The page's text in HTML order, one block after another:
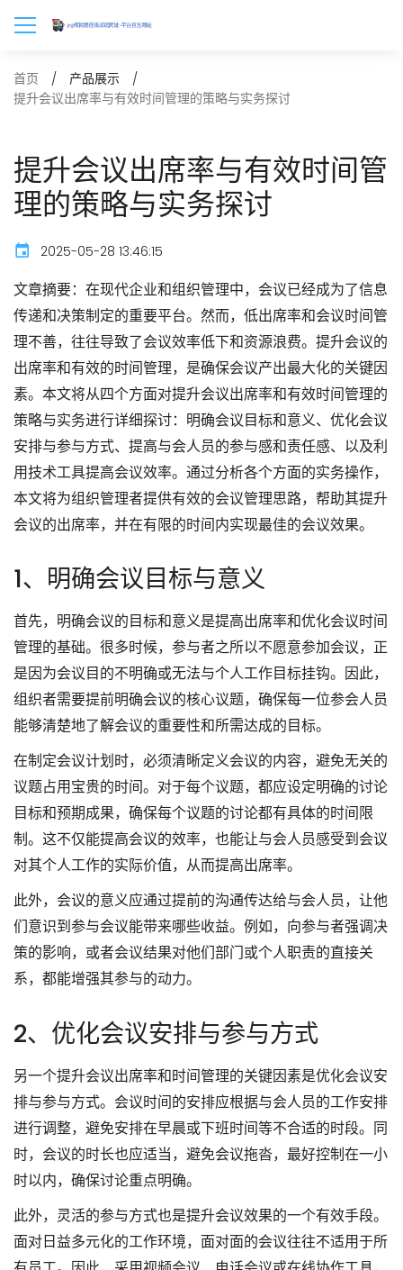
首页
产品展示
提升会议出席率与有效时间管理的策略与实务探讨
提升会议出席率与有效时间管
理的策略与实务探讨
2025-05-28 13:46:15
文章摘要：在现代企业和组织管理中，会议已经成为了信息
传递和决策制定的重要平台。然而，低出席率和会议时间管
理不善，往往导致了会议效率低下和资源浪费。提升会议的
出席率和有效的时间管理，是确保会议产出最大化的关键因
素。本文将从四个方面对提升会议出席率和有效时间管理的
策略与实务进行详细探讨：明确会议目标和意义、优化会议
安排与参与方式、提高与会人员的参与感和责任感、以及利
用技术工具提高会议效率。通过分析各个方面的实务操作，
本文将为组织管理者提供有效的会议管理思路，帮助其提升
会议的出席率，并在有限的时间内实现最佳的会议效果。
1、明确会议目标与意义
首先，明确会议的目标和意义是提高出席率和优化会议时间
管理的基础。很多时候，参与者之所以不愿意参加会议，正
是因为会议目的不明确或无法与个人工作目标挂钩。因此，
组织者需要提前明确会议的核心议题，确保每一位参会人员
能够清楚地了解会议的重要性和所需达成的目标。
在制定会议计划时，必须清晰定义会议的内容，避免无关的
议题占用宝贵的时间。对于每个议题，都应设定明确的讨论
目标和预期成果，确保每个议题的讨论都有具体的时间限
制。这不仅能提高会议的效率，也能让与会人员感受到会议
对其个人工作的实际价值，从而提高出席率。
此外，会议的意义应通过提前的沟通传达给与会人员，让他
们意识到参与会议能带来哪些收益。例如，向参与者强调决
策的影响，或者会议结果对他们部门或个人职责的直接关
系，都能增强其参与的动力。
2、优化会议安排与参与方式
另一个提升会议出席率和时间管理的关键因素是优化会议安
排与参与方式。会议时间的安排应根据与会人员的工作安排
进行调整，避免安排在早晨或下班时间等不合适的时段。同
时，会议的时长也应适当，避免会议拖沓，最好控制在一小
时以内，确保讨论重点明确。
此外，灵活的参与方式也是提升会议效果的一个有效手段。
面对日益多元化的工作环境，面对面的会议往往不适用于所